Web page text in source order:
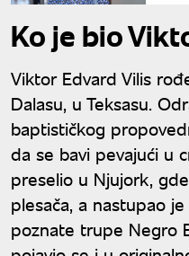
Ko je bio
Viktor Edvard Vilis
Dalasu, u Teksasu.
baptističkog
da se bavi pevajući u
preselio u Njujork,
plesača, a nastupao
poznate trupe Negro